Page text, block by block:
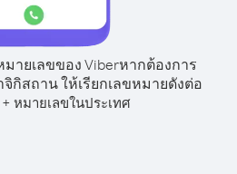
ายเลขของ Viberหากต้องการ
กิสถาน ให้เรียกเลขหมายดังต่อ
หมายเลขในประเทศ